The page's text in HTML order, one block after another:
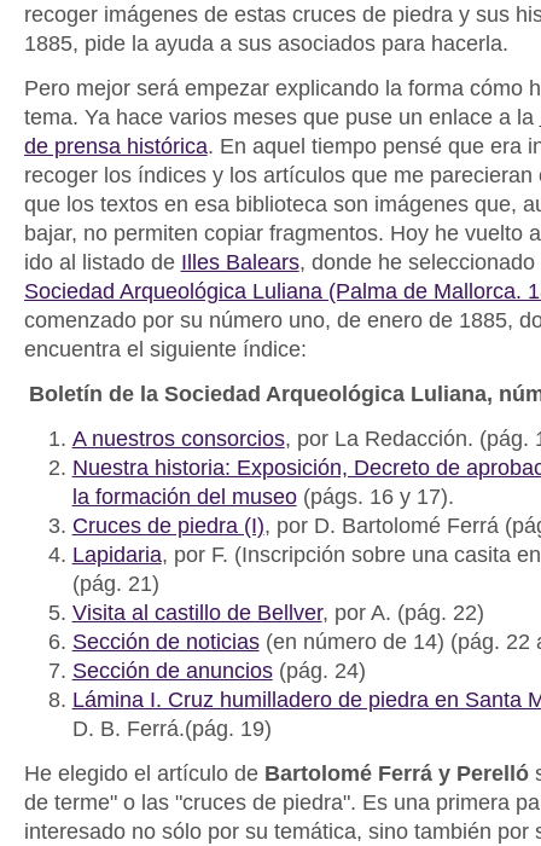
recoger imágenes de estas cruces de piedra y sus
1885, pide la ayuda a sus asociados para hacerla.
Pero mejor será empezar explicando la forma cómo
tema. Ya hace varios meses que puse un enlace a la
de prensa histórica. En aquel tiempo pensé que era
recoger los índices y los artículos que me parecieran
que los textos en esa biblioteca son imágenes que,
bajar, no permiten copiar fragmentos. Hoy he vuelto
ido al listado de Illes Balears, donde he
Sociedad Arqueológica Luliana (Palma de Mallorca.
comenzado por su número uno, de enero de 1885,
encuentra el siguiente índice:
Boletín de la Sociedad Arqueológica Luliana,
A nuestros consorcios, por La Redacción. (pág.
Nuestra historia: Exposición, Decreto de
la formación del museo(págs. 16 y 17).
Cruces de piedra (I), por D. Bartolomé Ferrá
Lapidaria, por F. (Inscripción sobre una casita
(pág. 21)
Visita al castillo de Bellver, por A. (pág. 22)
Sección de noticias(en número de 14) (pág. 22
Sección de anuncios(pág. 24)
Lámina I. Cruz humilladero de piedra en Santa
D. B. Ferrá.(pág. 19)
He elegido el artículo de Bartolomé Ferrá y Perelló
de terme" o las "cruces de piedra". Es una primera
interesado no sólo por su temática, sino también por